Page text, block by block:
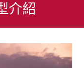
介紹